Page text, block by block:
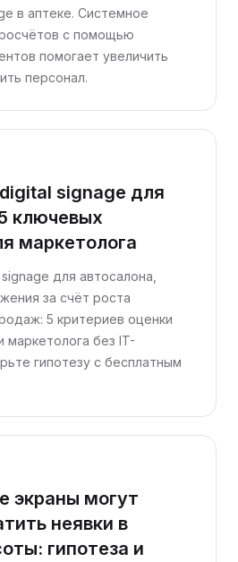
в аптеке. Системное
с помощью
помогает увеличить
персонал.
signage для
ключевых
маркетолога
для автосалона,
за счёт роста
5 критериев оценки
маркетолога без IT-
гипотезу с бесплатным
экраны могут
неявки в
гипотеза и